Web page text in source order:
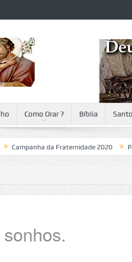
Como Orar ? Bíblia
da Fraternidade 2020 Padre